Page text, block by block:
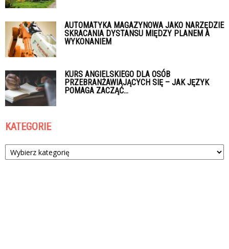
AUTOMATYKA MAGAZYNOWA JAKO NARZĘDZIE
SKRACANIA DYSTANSU MIĘDZY PLANEM A
WYKONANIEM
KURS ANGIELSKIEGO DLA OSÓB
PRZEBRANŻAWIAJĄCYCH SIĘ – JAK JĘZYK
POMAGA ZACZĄĆ...
KATEGORIE
Kategorie